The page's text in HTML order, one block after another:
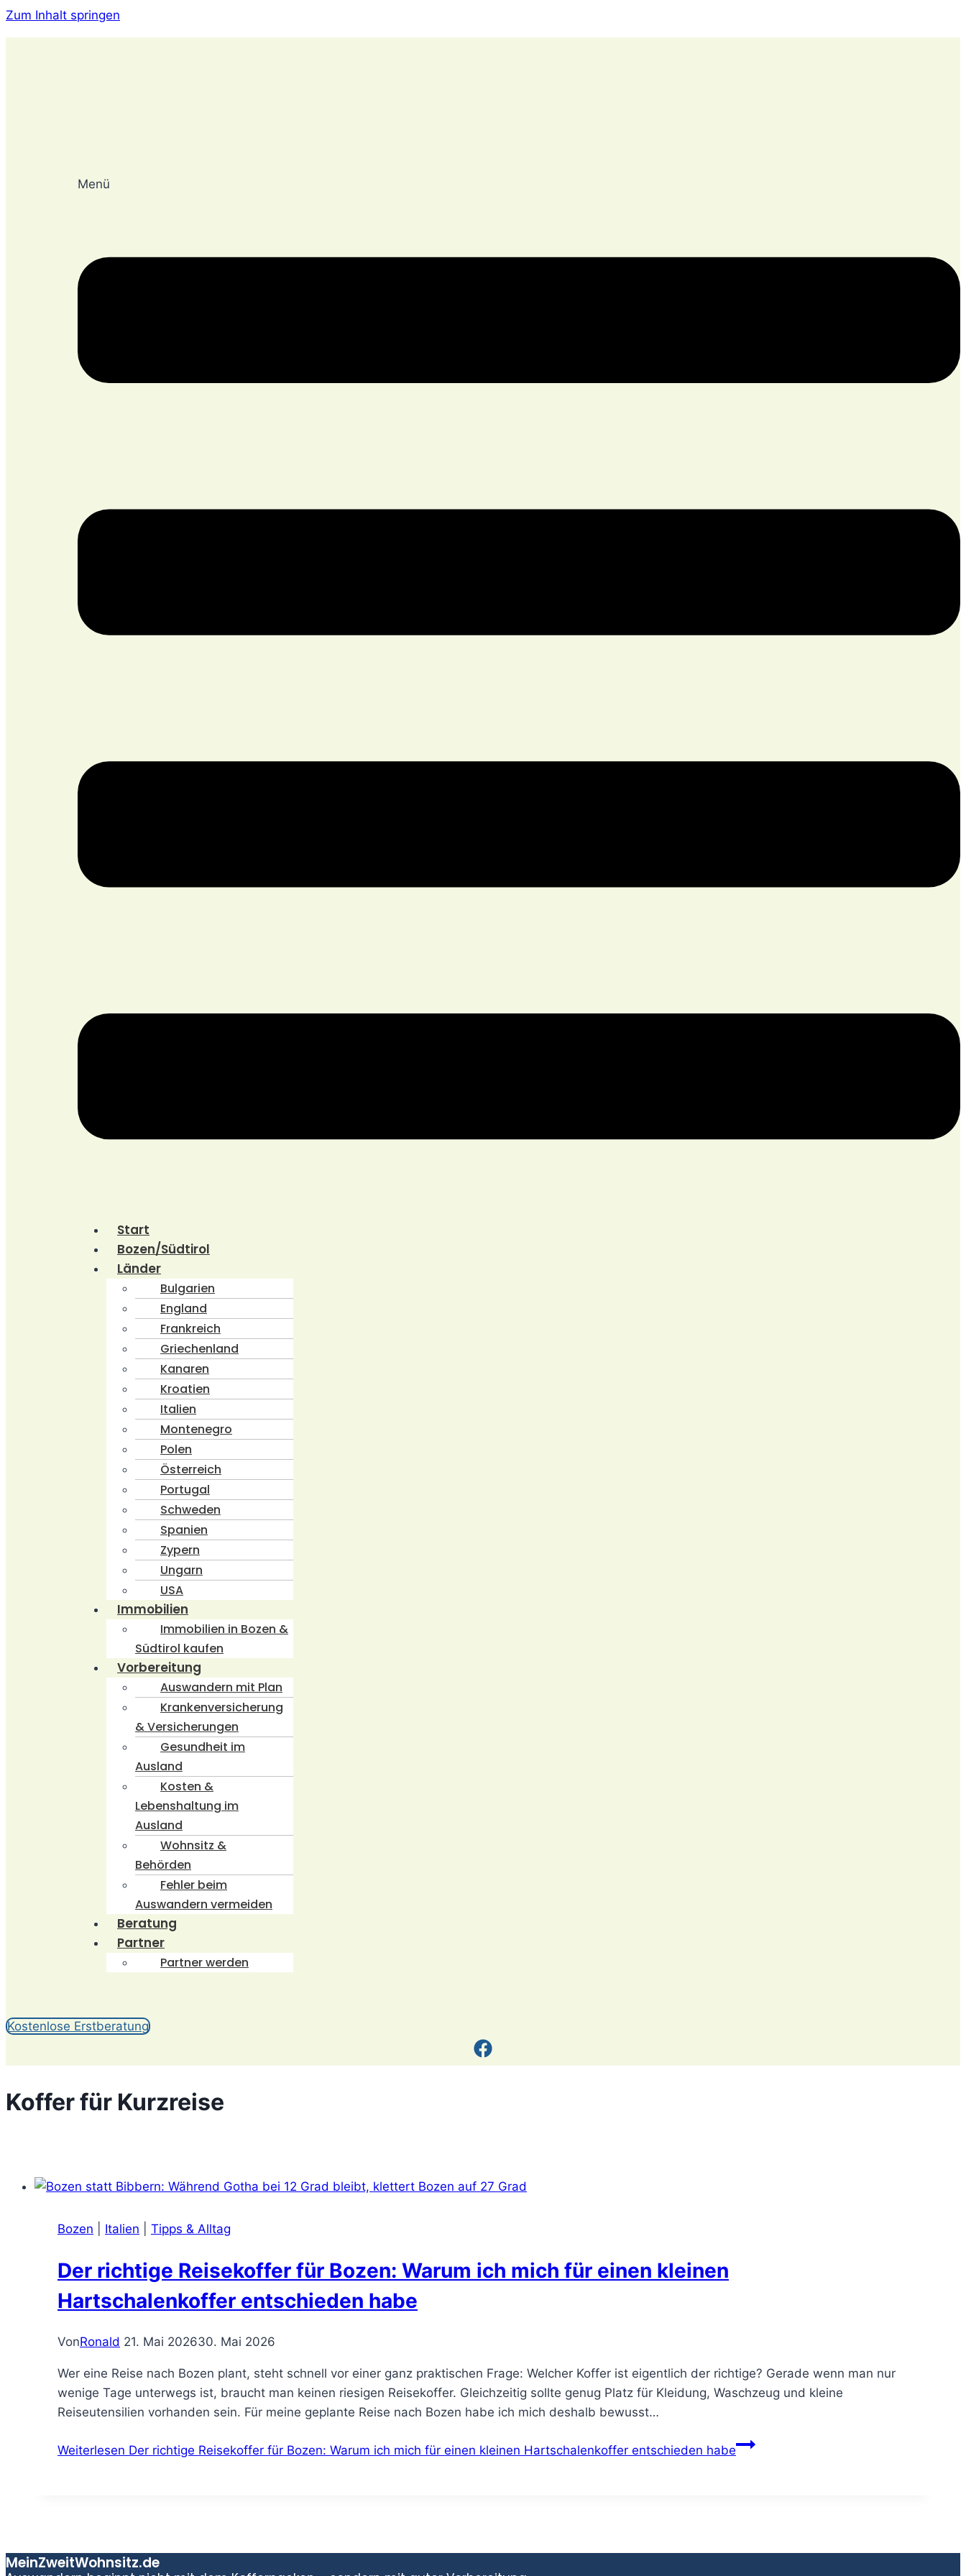
Zum Inhalt springen
Menü
Start
Bozen/Südtirol
Länder
Bulgarien
England
Frankreich
Griechenland
Kanaren
Kroatien
Italien
Montenegro
Polen
Österreich
Portugal
Schweden
Spanien
Zypern
Ungarn
USA
Immobilien
Immobilien in Bozen &
Südtirol kaufen
Vorbereitung
Auswandern mit Plan
Krankenversicherung
& Versicherungen
Gesundheit im
Ausland
Kosten &
Lebenshaltung im
Ausland
Wohnsitz &
Behörden
Fehler beim
Auswandern vermeiden
Beratung
Partner
Partner werden
Kostenlose Erstberatung
Koffer für Kurzreise
Bozen Italien Tipps & Alltag
Der richtige Reisekoffer für Bozen: Warum ich mich für einen kleinen
Hartschalenkoffer entschieden habe
VonRonald 21. Mai 202630. Mai 2026
Wer eine Reise nach Bozen plant, steht schnell vor einer ganz praktischen Frage: Welcher Koffer ist eigentlich der richtige? Gerade wenn man nur
wenige Tage unterwegs ist, braucht man keinen riesigen Reisekoffer. Gleichzeitig sollte genug Platz für Kleidung, Waschzeug und kleine
Reiseutensilien vorhanden sein. Für meine geplante Reise nach Bozen habe ich mich deshalb bewusst…
Weiterlesen Der richtige Reisekoffer für Bozen: Warum ich mich für einen kleinen Hartschalenkoffer entschieden habe
MeinZweitWohnsitz.de